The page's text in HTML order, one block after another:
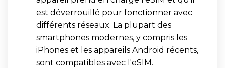
est déverrouillé pour fonctionner avec
différents réseaux. La plupart des
smartphones modernes, y compris les
iPhones et les appareils Android récents,
sont compatibles avec l'eSIM.